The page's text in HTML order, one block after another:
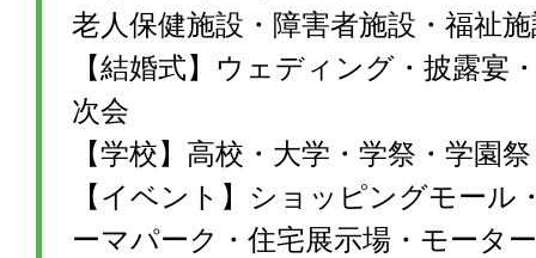
老人保健施設・障害者施設・福祉
【結婚式】ウェディング・披露宴
次会
【学校】高校・大学・学祭・学園
【イベント】ショッピングモール
ーマパーク・住宅展示場・モータ